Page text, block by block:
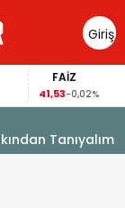
Giriş
Yap
FAİZ
-0,02%
Tanıyalım